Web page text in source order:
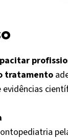
tratamento